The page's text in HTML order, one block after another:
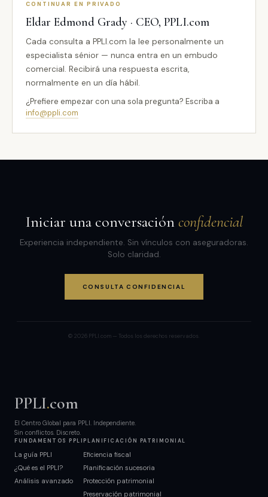
CONTINUAR EN PRIVADO
Eldar Edmond Grady · CEO, PPLI.com
Cada consulta a PPLI.com la lee personalmente un
especialista sénior — nunca entra en un embudo
comercial. Recibirá una respuesta escrita,
normalmente en un día hábil.
¿Prefiere empezar con una sola pregunta? Escriba a
info@ppli.com
Iniciar una conversaciónconfidencial
Experiencia independiente. Sin vínculos con aseguradoras.
Solo claridad.
CONSULTA CONFIDENCIAL
© 2026 PPLI.com — Todos los derechos reservados.
PPLI.com
El Centro Global para PPLI. Independiente.
Sin conflictos. Discreto.
FUNDAMENTOS PPLI
La guía PPLI
¿Qué es el PPLI?
Análisis avanzado
PLANIFICACIÓN PATRIMONIAL
Eficiencia fiscal
Planificación sucesoria
Protección patrimonial
Preservación patrimonial